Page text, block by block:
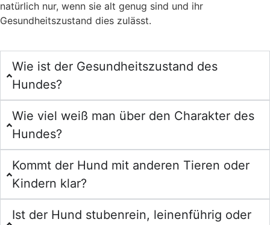
natürlich nur, wenn sie alt genug sind und ihr
Gesundheitszustand dies zulässt.
Wie ist der Gesundheitszustand des
Hundes?
Wie viel weiß man über den Charakter des
Hundes?
Kommt der Hund mit anderen Tieren oder
Kindern klar?
Ist der Hund stubenrein, leinenführig oder